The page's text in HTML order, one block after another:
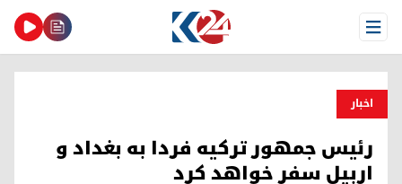
Open Menu
اخبار
رئیس جمهور ترکیه فردا به بغداد و
اربیل سفر خواهد کرد